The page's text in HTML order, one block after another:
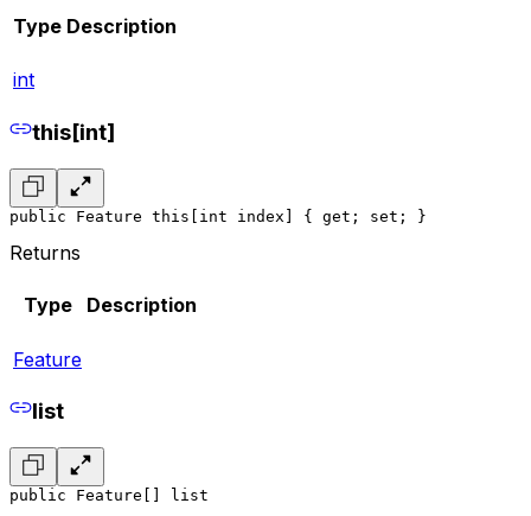
Type Description
int
this[int]
public Feature this[int index] { get; set; }
Returns
Type Description
Feature
list
public Feature[] list